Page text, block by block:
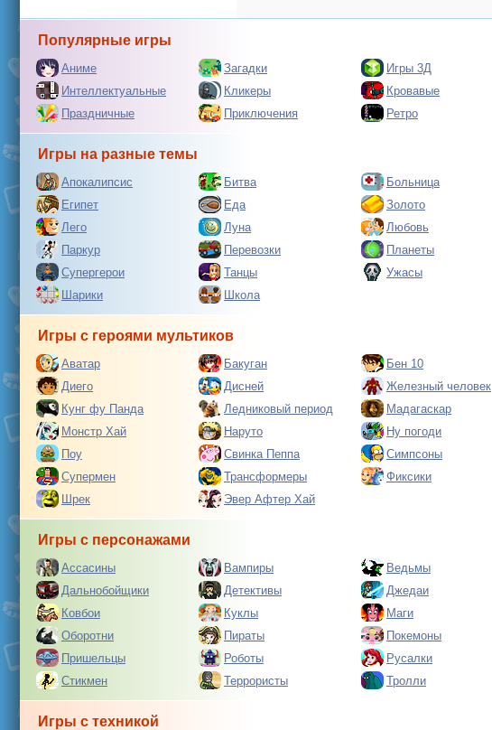
Популярные игры
Аниме Загадки Игры 3Д
Интеллектуальные
Кликеры Кровавые
Праздничные
Приключения Ретро
Игры на разные темы
Апокалипсис Битва Больница
Египет
Еда Золото
Лего
Луна Любовь
Паркур
Перевозки Планеты
Супергерои
Танцы Ужасы
Шарики
Школа
Игры с героями мультиков
Аватар Бакуган Бен 10
Диего
Дисней Железный человек
Кунг фу Панда
Ледниковый период Мадагаскар
Монстр Хай
Наруто Ну погоди
Поу
Свинка Пеппа Симпсоны
Супермен
Трансформеры Фиксики
Шрек
Эвер Афтер Хай
Игры с персонажами
Ассасины Вампиры Ведьмы
Дальнобойщики
Детективы Джедаи
Ковбои
Куклы Маги
Оборотни
Пираты Покемоны
Пришельцы
Роботы Русалки
Стикмен
Террористы Тролли
Игры с техникой